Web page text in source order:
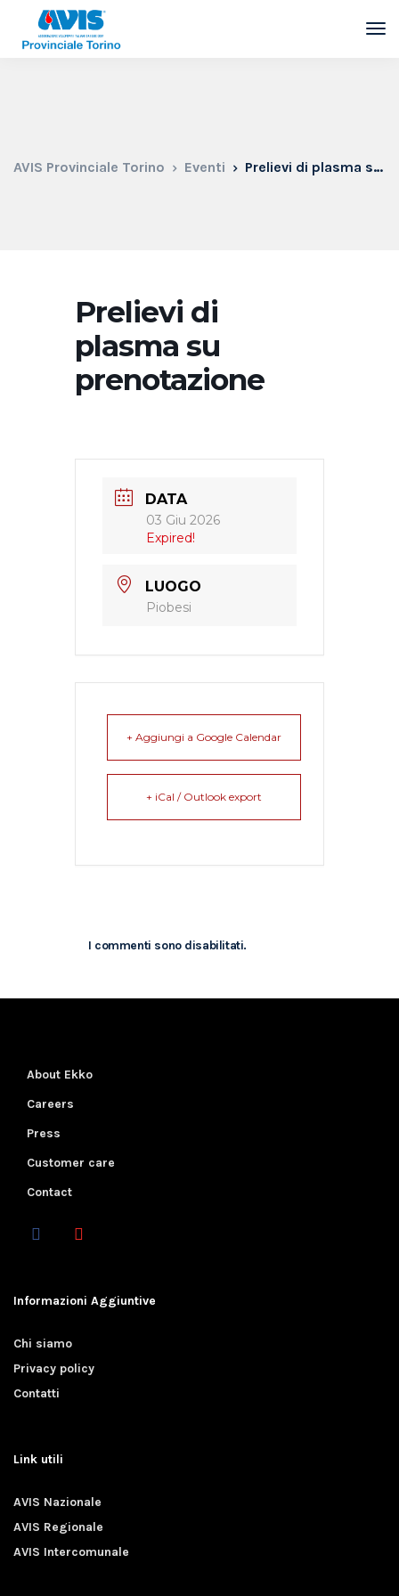
AVIS Provinciale Torino Eventi Prelievi di plasma su prenotazione
Prelievi di
plasma su
prenotazione
DATA
03 Giu 2026
Expired!
LUOGO
Piobesi
+ Aggiungi a Google Calendar
+ iCal / Outlook export
I commenti sono disabilitati.
About Ekko
Careers
Press
Customer care
Contact
Informazioni Aggiuntive
Chi siamo
Privacy policy
Contatti
Link utili
AVIS Nazionale
AVIS Regionale
AVIS Intercomunale